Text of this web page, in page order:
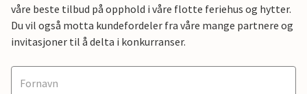
våre beste tilbud på opphold i våre flotte feriehus og hytter.
Du vil også motta kundefordeler fra våre mange partnere og
invitasjoner til å delta i konkurranser.